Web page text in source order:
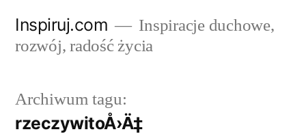
Inspiruj.com
Inspiracje duchowe,
rozwój, radość życia
Archiwum tagu:
rzeczywitoÅ›Ä‡